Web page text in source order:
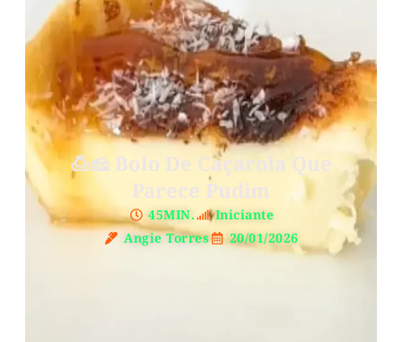
🍮🧀 Bolo De Caçarola Que
Parece Pudim
45MIN.
Iniciante
Angie Torres
20/01/2026